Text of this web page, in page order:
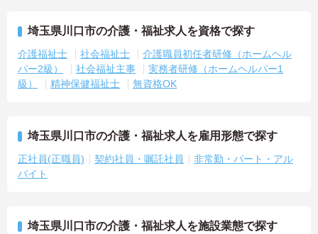
埼玉県川口市の介護・福祉求人を資格で探す
介護福祉士 社会福祉士
介護職員初任者研修（ホームヘル
パー2級）
社会福祉主事
実務者研修（ホームヘルパー1
級）
精神保健福祉士 無資格OK
埼玉県川口市の介護・福祉求人を雇用形態で探す
正社員(正職員) 契約社員・嘱託社員
非常勤・パート・アル
バイト
埼玉県川口市の介護・福祉求人を施設業態で探す